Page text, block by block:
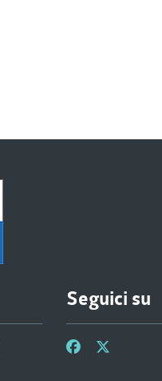
Seguici su